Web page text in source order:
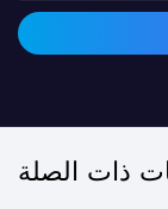
ذات الصلة